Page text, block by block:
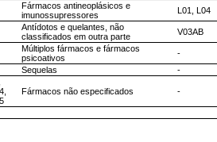
Fármacos antineoplásicos e
imunossupressores
L01, L04
Antídotos e quelantes, não
classificados em outra parte
V03AB
Múltiplos fármacos e fármacos
psicoativos
-
Sequelas
-
Fármacos não especificados -